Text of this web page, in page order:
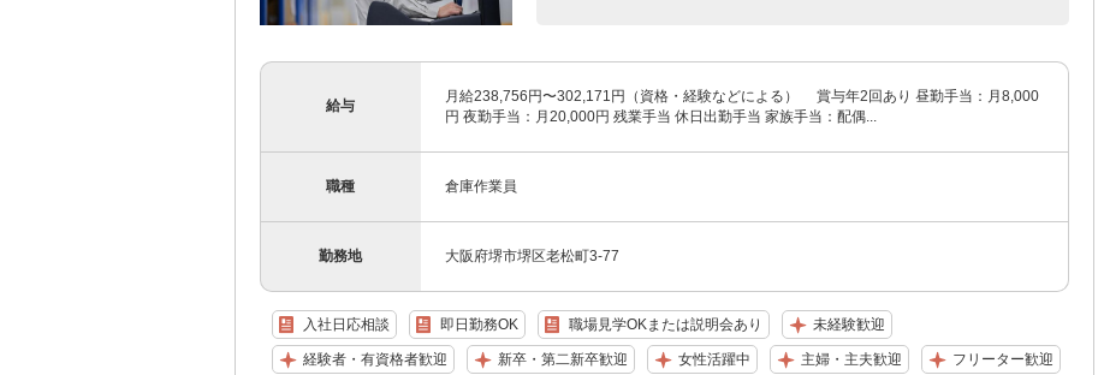
給与
月給238,756円〜302,171円（資格・経験などによる） 賞与年2回あり 昼勤手当：月8,000
円 夜勤手当：月20,000円 残業手当 休日出勤手当 家族手当：配偶...
職種 倉庫作業員
勤務地 大阪府堺市堺区老松町3-77
入社日応相談 即日勤務OK 職場見学OKまたは説明会あり 未経験歓迎
経験者・有資格者歓迎 新卒・第二新卒歓迎 女性活躍中 主婦・主夫歓迎 フリーター歓迎